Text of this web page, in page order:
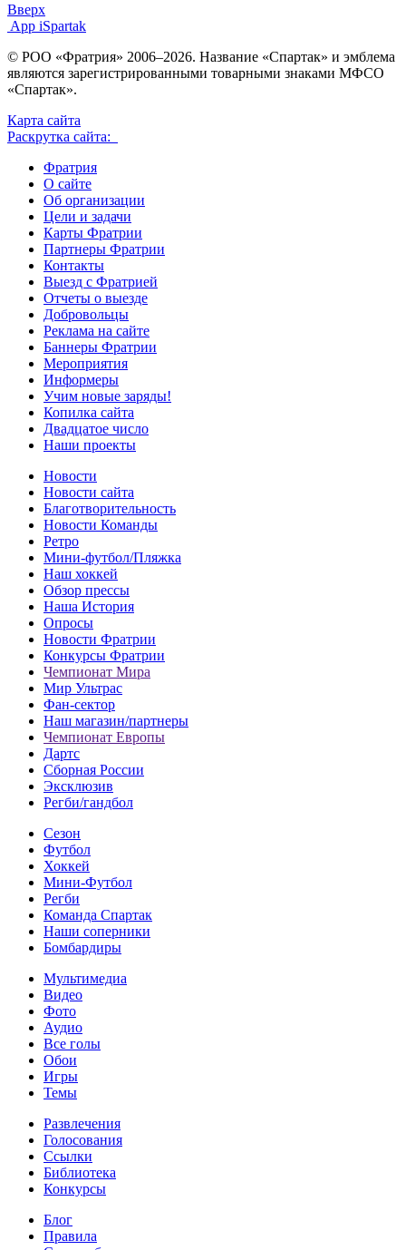
Вверх
App iSpartak
© РОО «Фратрия» 2006–2026. Название «Спартак» и эмблема
являются зарегистрированными товарными знаками МФСО
«Спартак».
Карта сайта
Раскрутка сайта:
Фратрия
О сайте
Об организации
Цели и задачи
Карты Фратрии
Партнеры Фратрии
Контакты
Выезд с Фратрией
Отчеты о выезде
Добровольцы
Реклама на сайте
Баннеры Фратрии
Мероприятия
Информеры
Учим новые заряды!
Копилка сайта
Двадцатое число
Наши проекты
Новости
Новости сайта
Благотворительность
Новости Команды
Ретро
Мини-футбол/Пляжка
Наш хоккей
Обзор прессы
Наша История
Опросы
Новости Фратрии
Конкурсы Фратрии
Чемпионат Мира
Мир Ультрас
Фан-cектор
Наш магазин/партнеры
Чемпионат Европы
Дартс
Сборная России
Эксклюзив
Регби/гандбол
Сезон
Футбол
Хоккей
Мини-Футбол
Регби
Команда Спартак
Наши соперники
Бомбардиры
Мультимедиа
Видео
Фото
Аудио
Все голы
Обои
Игры
Темы
Развлечения
Голосования
Ссылки
Библиотека
Конкурсы
Блог
Правила